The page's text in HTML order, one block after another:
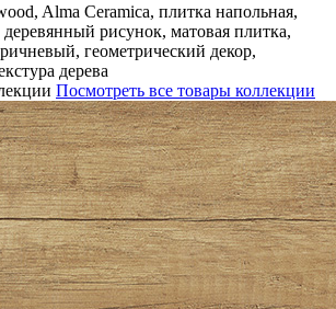
Alma Ceramica, плитка напольная,
рисунок, матовая плитка,
геометрический декор,
дерева
Посмотреть все товары коллекции